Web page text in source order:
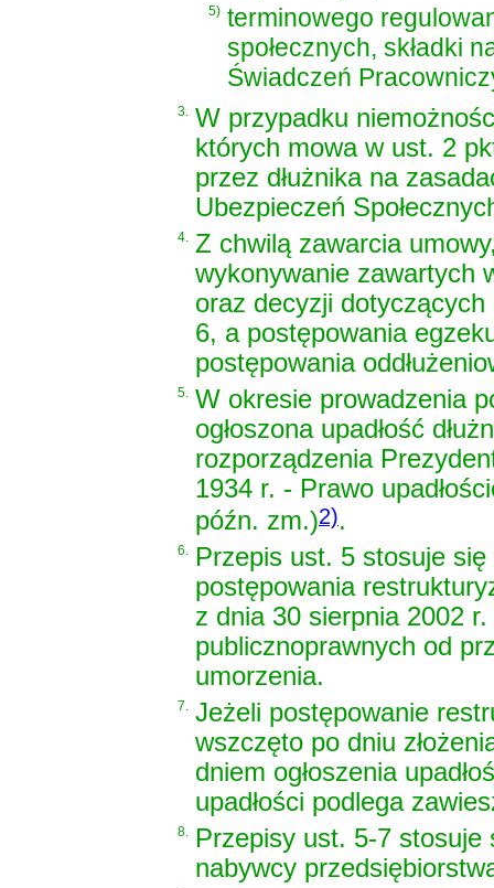
5) terminowego
społecznych, składki
Świadczeń
3.
W przypadku
których mowa w ust. 2
przez dłużnika na
Ubezpieczeń
4.
Z chwilą zawarcia
wykonywanie zawartych
oraz decyzji
6, a postępowania
postępowania
5.
W okresie prowadzenia
ogłoszona upadłość
rozporządzenia
1934 r. - Prawo
późn. zm.)2).
6.
Przepis ust. 5 stosuje
postępowania
z dnia 30 sierpnia 2002
publicznoprawnych od
umorzenia.
7.
Jeżeli postępowanie
wszczęto po dniu
dniem ogłoszenia
upadłości podlega
8.
Przepisy ust. 5-7 stosuje
nabywcy